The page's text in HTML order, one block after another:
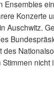
Konzerte
Auschwitz.
nicht